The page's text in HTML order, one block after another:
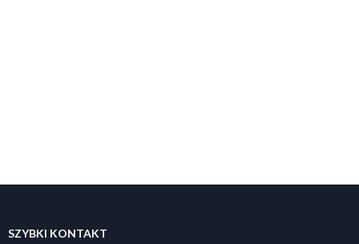
SZYBKI KONTAKT